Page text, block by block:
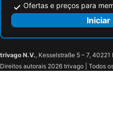
Ofertas e preços para
Iniciar
trivago N.V., Kesselstraße 5 – 7,
Direitos autorais 2026 trivago | Todos